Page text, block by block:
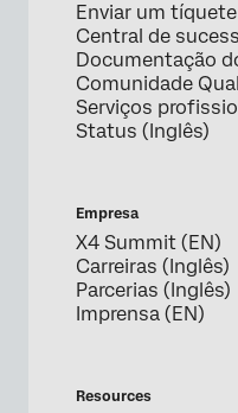
Enviar um
Central de
Documentação
Comunidade
Serviços
Status (Inglês)
Empresa
X4 Summit (EN)
Carreiras (Inglês)
Parcerias (Inglês)
Imprensa (EN)
Resources